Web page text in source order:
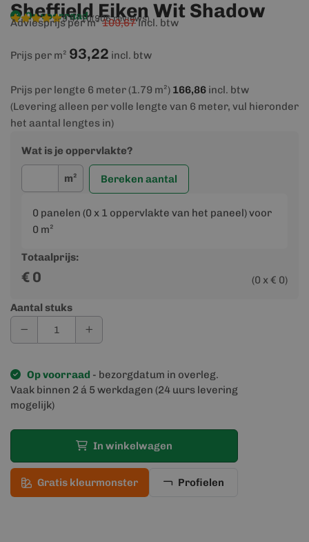
Sheffield Eiken Wit Shadow
Op voorraad
9,4/10(906 reviews)
Adviesprijs per m²109,67incl. btw
Prijs per m² 93,22 incl. btw
Prijs per lengte 6 meter (1.79 m²) 166,86 incl. btw
(Levering alleen per volle lengte van 6 meter, vul hieronder
het aantal lengtes in)
Wat is je oppervlakte?
m² Bereken aantal
0 panelen (0 x 1 oppervlakte van het paneel) voor
0 m²
Totaalprijs:
€ 0 (0 x € 0)
Aantal stuks
Op voorraad - bezorgdatum in overleg.
Vaak binnen 2 á 5 werkdagen (24 uurs levering
mogelijk)
In winkelwagen
Gratis kleurmonster Profielen